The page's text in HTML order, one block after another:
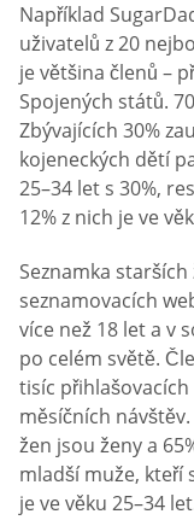
Například
uživatelů z 20
je většina členů –
Spojených států.
Zbývajících 30%
kojeneckých dětí
25–34 let s 30%,
12% z nich je ve
Seznamka
seznamovacích
více než 18 let a v
po celém světě.
tisíc
měsíčních
žen jsou ženy a
mladší muže, kteří
je ve věku 25–34